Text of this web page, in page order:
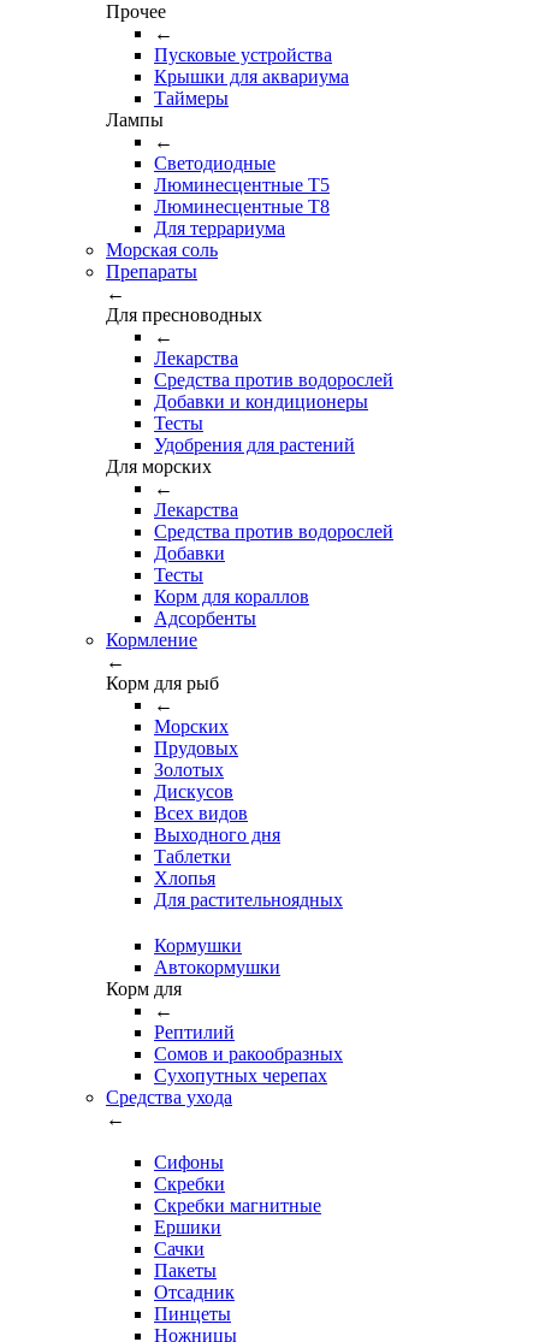
Прочее
←
Пусковые устройства
Крышки для аквариума
Таймеры
Лампы
←
Светодиодные
Люминесцентные Т5
Люминесцентные Т8
Для террариума
Морская соль
Препараты
←
Для пресноводных
←
Лекарства
Средства против водорослей
Добавки и кондиционеры
Тесты
Удобрения для растений
Для морских
←
Лекарства
Средства против водорослей
Добавки
Тесты
Корм для кораллов
Адсорбенты
Кормление
←
Корм для рыб
←
Морских
Прудовых
Золотых
Дискусов
Всех видов
Выходного дня
Таблетки
Хлопья
Для растительноядных
Кормушки
Автокормушки
Корм для
←
Рептилий
Сомов и ракообразных
Сухопутных черепах
Средства ухода
←
Сифоны
Скребки
Скребки магнитные
Ершики
Сачки
Пакеты
Отсадник
Пинцеты
Ножницы